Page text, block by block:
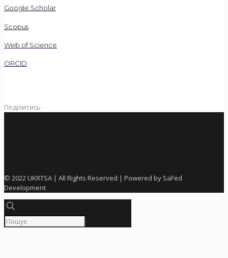
Google Scholar
Scopus
Web of Science
ORCID
Поділитись
© 2022 UKRTSA | All Rights Reserved | Powered by SaFed
Development